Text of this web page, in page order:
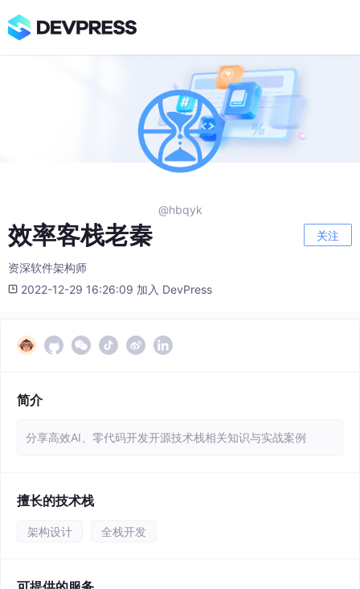
@hbqyk
效率客栈老秦 关注
资深软件架构师
2022-12-29 16:26:09 加入 DevPress
简介
分享高效AI、零代码开发开源技术栈相关知识与实战案例
擅长的技术栈
架构设计 全栈开发